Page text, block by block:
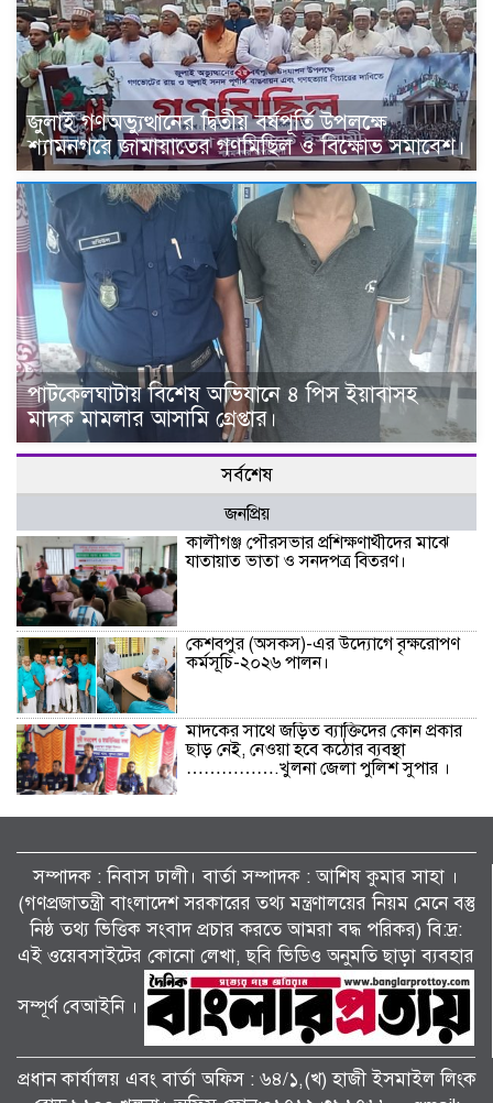
জুলাই গণঅভ্যুত্থানের দ্বিতীয় বর্ষপূর্তি উপলক্ষে
শ্যামনগরে জামায়াতের গণমিছিল ও বিক্ষোভ সমাবেশ।
পাটকেলঘাটায় বিশেষ অভিযানে ৪ পিস ইয়াবাসহ
মাদক মামলার আসামি গ্রেপ্তার।
সর্বশেষ
জনপ্রিয়
কালীগঞ্জ পৌরসভার প্রশিক্ষণার্থীদের মাঝে
যাতায়াত ভাতা ও সনদপত্র বিতরণ।
কেশবপুর (অসকস)-এর উদ্যোগে বৃক্ষরোপণ
কর্মসূচি-২০২৬ পালন।
মাদকের সাথে জড়িত ব্যাক্তিদের কোন প্রকার
ছাড় নেই, নেওয়া হবে কঠোর ব্যবস্থা
…………….খুলনা জেলা পুলিশ সুপার ।
জুলাই গণঅভ্যুত্থানের দ্বিতীয় বর্ষপূর্তি উপলক্ষে
শ্যামনগরে জামায়াতের গণমিছিল ও বিক্ষোভ
সমাবেশ।
পাটকেলঘাটায় বিশেষ অভিযানে ৪ পিস
ইয়াবাসহ মাদক মামলার আসামি গ্রেপ্তার।
সম্পাদক : নিবাস ঢালী। বার্তা সম্পাদক : আশিষ কুমাৱ সাহা ।
(গণপ্রজাতন্ত্রী বাংলাদেশ সরকারের তথ্য মন্ত্রণালয়ের নিয়ম মেনে বস্তু
নিষ্ঠ তথ্য ভিত্তিক সংবাদ প্রচার করতে আমরা বদ্ধ পরিকর) বি:দ্র:
এই ওয়েবসাইটের কোনো লেখা, ছবি ভিডিও অনুমতি ছাড়া ব্যবহার
সম্পূর্ণ বেআইনি ।
প্রধান কার্যালয় এবং বার্তা অফিস : ৬৪/১,(খ) হাজী ইসমাইল লিংক